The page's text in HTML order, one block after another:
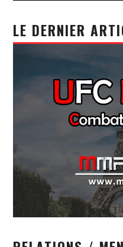
LE DERNIER